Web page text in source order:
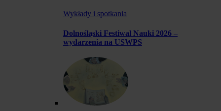
Wykłady i spotkania
Dolnośląski Festiwal Nauki 2026 –
wydarzenia na USWPS